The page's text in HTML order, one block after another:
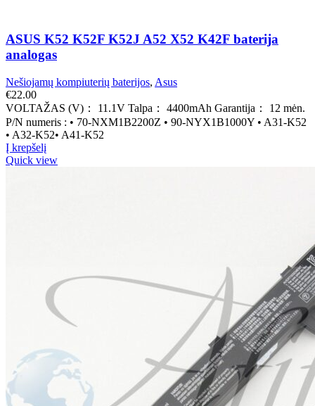
ASUS K52 K52F K52J A52 X52 K42F baterija
analogas
Nešiojamų kompiuterių baterijos, Asus
€22.00
VOLTAŽAS (V)： 11.1V Talpa： 4400mAh Garantija： 12 mėn.
P/N numeris : • 70-NXM1B2200Z • 90-NYX1B1000Y • A31-K52
• A32-K52• A41-K52
Į krepšelį
Quick view